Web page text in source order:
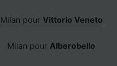
Milan pour Vittorio Veneto
Milan pourAlberobello